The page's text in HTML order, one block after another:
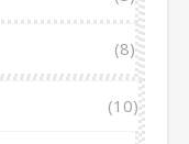
(8)
(10)